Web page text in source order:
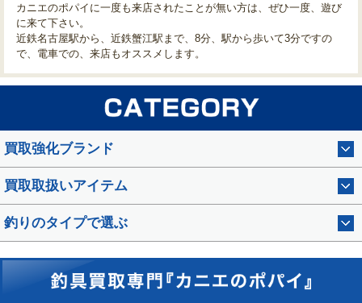
カニエのポパイに一度も来店されたことが無い方は、ぜひ一度、遊び
に来て下さい。
近鉄名古屋駅から、近鉄蟹江駅まで、8分、駅から歩いて3分ですの
で、電車での、来店もオススメします。
買取強化ブランド
買取取扱いアイテム
釣りのタイプで選ぶ